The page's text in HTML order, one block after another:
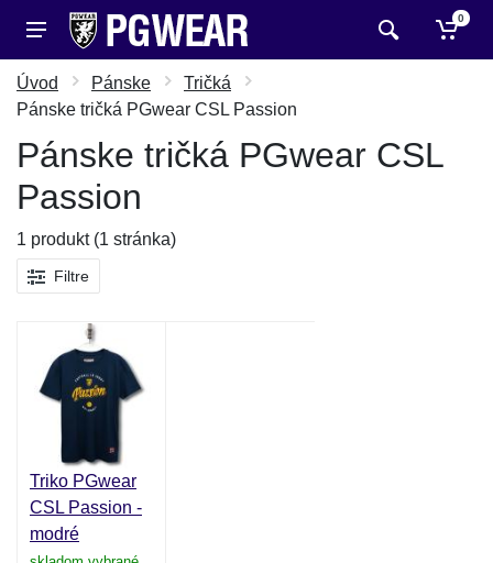
0
Úvod Pánske
Tričká
Pánske tričká PGwear CSL Passion
Pánske tričká PGwear CSL
Passion
1 produkt (1 stránka)
Filtre
Triko PGwear
CSL Passion -
modré